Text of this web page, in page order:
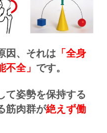
因、それは 「全身
全」 です。
て姿勢を保持する
筋肉群が絶えず働